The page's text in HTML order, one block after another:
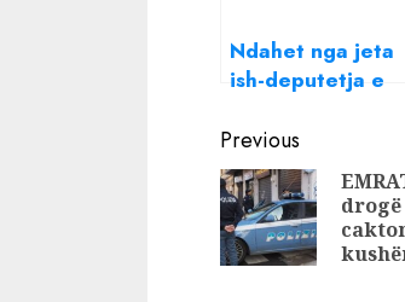
Ndahet nga jeta
ish-deputetja e
Continue
Reading
Previous